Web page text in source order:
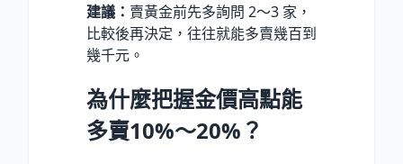
建議： 賣黃金前先多詢問 2～3 家，
比較後再決定，往往就能多賣幾百到
幾千元。
為什麼把握金價高點能
多賣10%～20%？